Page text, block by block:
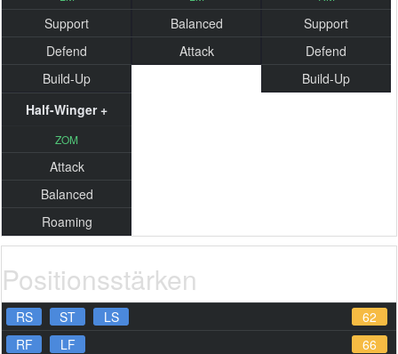
Support
Defend
Build-Up
Balanced
Attack
Support
Defend
Build-Up
Half-Winger +
ZOM
Attack
Balanced
Roaming
Positionsstärken
RS ST LS
62
RF
LF
66